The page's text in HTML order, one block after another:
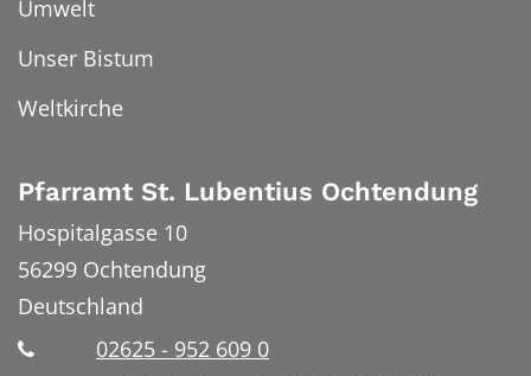
Umwelt
Unser Bistum
Weltkirche
Pfarramt St. Lubentius Ochtendung
Hospitalgasse 10
56299 Ochtendung
Deutschland
02625 - 952 609 0